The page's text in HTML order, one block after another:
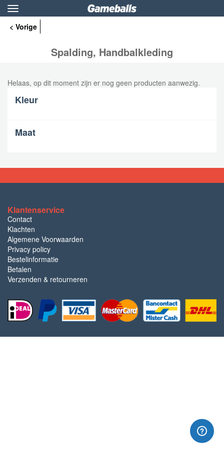
Toggle
navigation
< Vorige
Spalding, Handbalkleding
Helaas, op dit moment zijn er nog geen producten aanwezig.
Kleur
Maat
Klantenservice
Contact
Klachten
Algemene Voorwaarden
Privacy policy
Bestelinformatie
Betalen
Verzenden & retourneren